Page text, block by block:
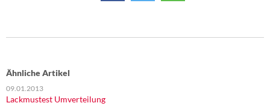
Ähnliche Artikel
09.01.2013
Lackmustest Umverteilung